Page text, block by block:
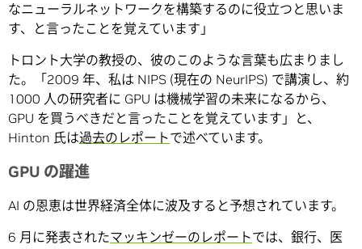
なニューラルネットワークを構築するのに役立つと思いま
す、と言ったことを覚えています」
トロント大学の教授の、彼のこのような言葉も広まりまし
た。「2009 年、私は NIPS (現在の NeurIPS) で講演し、約
1000 人の研究者に GPU は機械学習の未来になるから、
GPU を買うべきだと言ったことを覚えています」と、
Hinton 氏は過去のレポートで述べています。
GPU の躍進
AI の恩恵は世界経済全体に波及すると予想されています。
6 月に発表されたマッキンゼーのレポートでは、銀行、医